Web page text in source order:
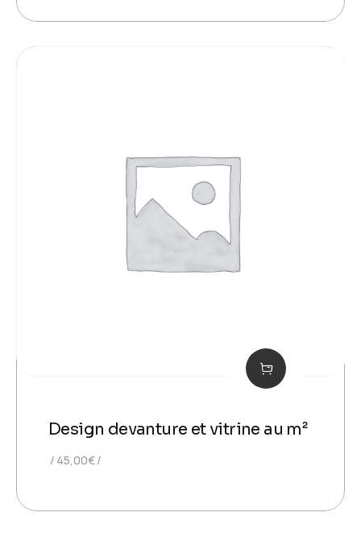
Design devanture et vitrine au m²
45,00€